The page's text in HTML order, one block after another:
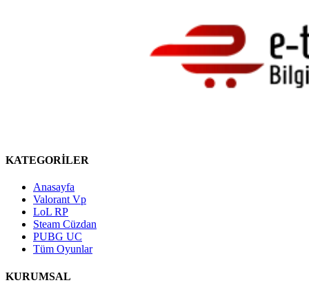
KATEGORİLER
Anasayfa
Valorant Vp
LoL RP
Steam Cüzdan
PUBG UC
Tüm Oyunlar
KURUMSAL